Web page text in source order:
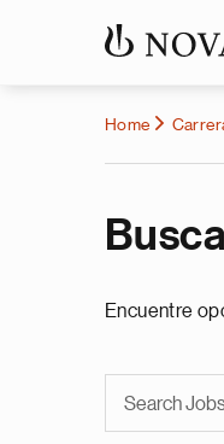
Home
Encuentre